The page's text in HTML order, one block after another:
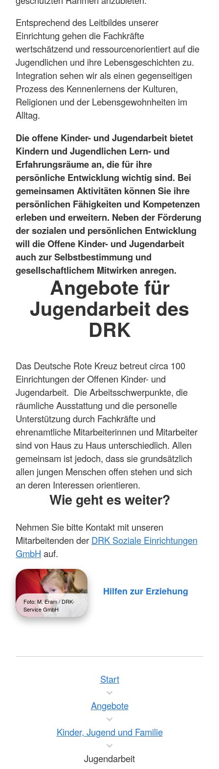
Entsprechend des Leitbildes unserer
Einrichtung gehen die Fachkräfte
wertschätzend und ressourcenorientiert auf die
Jugendlichen und ihre Lebensgeschichten zu.
Integration sehen wir als einen gegenseitigen
Prozess des Kennenlernens der Kulturen,
Religionen und der Lebensgewohnheiten im
Alltag.
Die offene Kinder- und Jugendarbeit bietet
Kindern und Jugendlichen Lern- und
Erfahrungsräume an, die für ihre
persönliche Entwicklung wichtig sind. Bei
gemeinsamen Aktivitäten können Sie ihre
persönlichen Fähigkeiten und Kompetenzen
erleben und erweitern. Neben der Förderung
der sozialen und persönlichen Entwicklung
will die Offene Kinder- und Jugendarbeit
auch zur Selbstbestimmung und
gesellschaftlichem Mitwirken anregen.
Angebote für
Jugendarbeit des
DRK
Das Deutsche Rote Kreuz betreut circa 100
Einrichtungen der Offenen Kinder- und
Jugendarbeit. Die Arbeitsschwerpunkte, die
räumliche Ausstattung und die personelle
Unterstützung durch Fachkräfte und
ehrenamtliche Mitarbeiterinnen und Mitarbeiter
sind von Haus zu Haus unterschiedlich. Allen
gemeinsam ist jedoch, dass sie grundsätzlich
allen jungen Menschen offen stehen und sich
an deren Interessen orientieren.
Wie geht es weiter?
Nehmen Sie bitte Kontakt mit unseren
Mitarbeitenden der DRK Soziale Einrichtungen
GmbH auf.
Foto: M. Eram / DRK-
Service GmbH
Hilfen zur Erziehung
Start
Angebote
Kinder, Jugend und Familie
Jugendarbeit